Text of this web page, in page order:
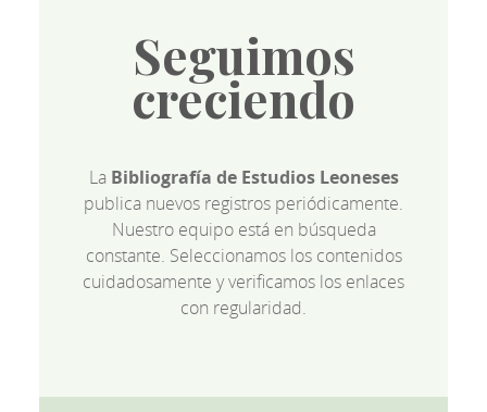
Seguimos
creciendo
La Bibliografía de Estudios Leoneses
publica nuevos registros periódicamente.
Nuestro equipo está en búsqueda
constante. Seleccionamos los contenidos
cuidadosamente y verificamos los enlaces
con regularidad.